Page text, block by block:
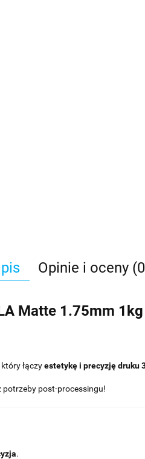
Opinie i oceny
Matte 1.75mm
łączyestetykę i precyzję druku
potrzeby post-processingu!
.